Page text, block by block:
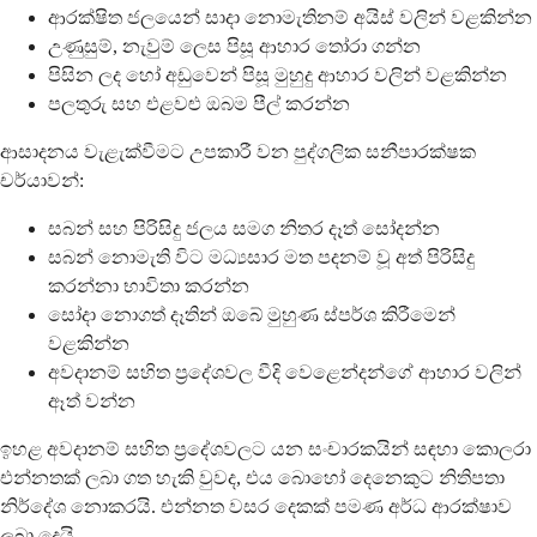
ආරක්ෂිත ජලයෙන් සාදා නොමැතිනම් අයිස් වලින් වළකින්න
උණුසුම්, නැවුම් ලෙස පිසූ ආහාර තෝරා ගන්න
පිසින ලද හෝ අඩුවෙන් පිසූ මුහුදු ආහාර වලින් වළකින්න
පලතුරු සහ එළවළු ඔබම පීල් කරන්න
ආසාදනය වැළැක්වීමට උපකාරී වන පුද්ගලික සනීපාරක්ෂක
චර්යාවන්:
සබන් සහ පිරිසිදු ජලය සමග නිතර දෑත් සෝදන්න
සබන් නොමැති විට මධ්‍යසාර මත පදනම් වූ අත් පිරිසිදු
කරන්නා භාවිතා කරන්න
සෝදා නොගත් දෑතින් ඔබේ මුහුණ ස්පර්ශ කිරීමෙන්
වළකින්න
අවදානම් සහිත ප්‍රදේශවල වීදි වෙළෙන්දන්ගේ ආහාර වලින්
ඈත් වන්න
ඉහළ අවදානම් සහිත ප්‍රදේශවලට යන සංචාරකයින් සඳහා කොලරා
එන්නතක් ලබා ගත හැකි වුවද, එය බොහෝ දෙනෙකුට නිතිපතා
නිර්දේශ නොකරයි. එන්නත වසර දෙකක් පමණ අර්ධ ආරක්ෂාව